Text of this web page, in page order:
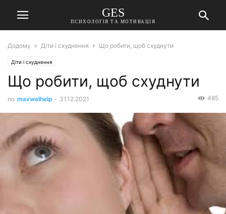
GES
ПСИХОЛОГІЯ ТА МОТИВАЦІЯ
Додому Діти і схуднення Що робити, щоб схуднути
Діти і схуднення
Що робити, щоб схуднути
по maxwelhelp - 31.12.2021 485